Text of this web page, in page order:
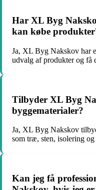
Har XL Byg
kan købe
Ja, XL Byg Nakskov har
udvalg af produkter og få
Tilbyder XL Byg
byggematerialer?
Ja, XL Byg Nakskov
som træ, sten, isolering
Kan jeg få